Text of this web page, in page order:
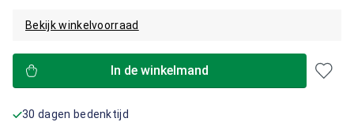
Bekijk winkelvoorraad
In de winkelmand
30 dagen bedenktijd